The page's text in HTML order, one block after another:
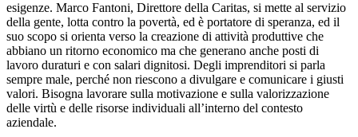
esigenze. Marco Fantoni, Direttore della Caritas, si mette al servizio
della gente, lotta contro la povertà, ed è portatore di speranza, ed il
suo scopo si orienta verso la creazione di attività produttive che
abbiano un ritorno economico ma che generano anche posti di
lavoro duraturi e con salari dignitosi. Degli imprenditori si parla
sempre male, perché non riescono a divulgare e comunicare i giusti
valori. Bisogna lavorare sulla motivazione e sulla valorizzazione
delle virtù e delle risorse individuali all’interno del contesto
aziendale.